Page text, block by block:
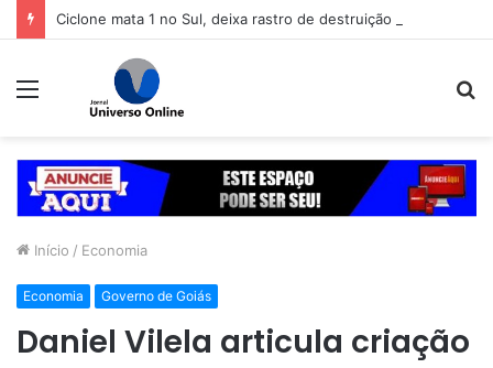
Menu
Início / Economia
Economia Governo de Goiás
Daniel Vilela articula criação